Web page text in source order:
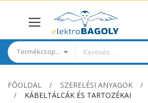
Termékcsoportok
FŐOLDAL SZERELÉSI ANYAGOK
KÁBELTÁLCÁK ÉS TARTOZÉKAI